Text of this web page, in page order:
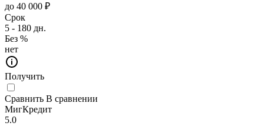
до 40 000 ₽
Срок
5 - 180 дн.
Без %
нет
Получить
Сравнить В сравнении
МигКредит
5.0